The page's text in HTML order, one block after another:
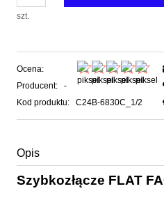
szt.
Ocena:
Producent:
-
Kod produktu:
C24B-6830C_1/2
Opis
Szybkozłącze FLAT